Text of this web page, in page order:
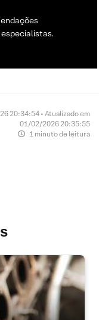
20:34:54 • Atualizado em
01/02/2026 20:35:55
1 minuto de leitura